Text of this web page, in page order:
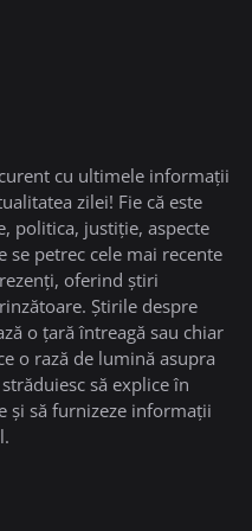
cu ultimele informații
zilei! Fie că este
politica, justiție, aspecte
se petrec cele mai recente
oferind știri
Știrile despre
o țară întreagă sau chiar
o rază de lumină asupra
să explice în
și să furnizeze informații